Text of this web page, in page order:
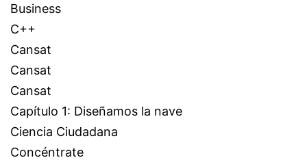
Business
C++
Cansat
Cansat
Cansat
Capítulo 1: Diseñamos la nave
Ciencia Ciudadana
Concéntrate